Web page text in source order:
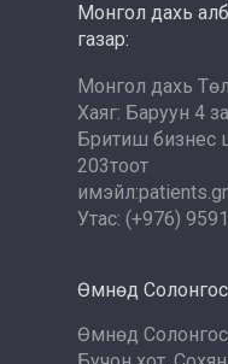
Өмнөд
Өмнөд
Монгол дахь
газар:
Монгол дахь
Хаяг: Баруун 4
Бритиш бизнес
203тоот
Утас: (+976)